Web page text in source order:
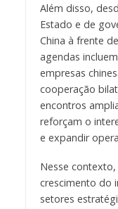
Além disso,
Estado e de
China à frente
agendas
empresas
cooperação
encontros
reforçam o
e expandir
Nesse
crescimento do
setores